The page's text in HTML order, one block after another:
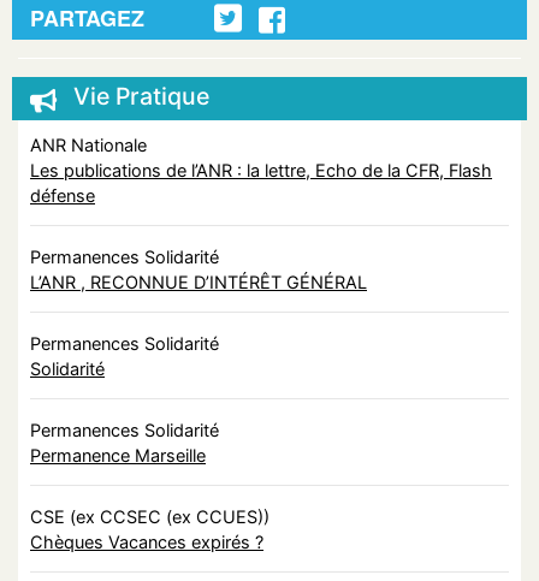
PARTAGEZ
Vie Pratique
ANR Nationale
Les publications de l’ANR : la lettre, Echo de la CFR, Flash
défense
Permanences Solidarité
L’ANR , RECONNUE D’INTÉRÊT GÉNÉRAL
Permanences Solidarité
Solidarité
Permanences Solidarité
Permanence Marseille
CSE (ex CCSEC (ex CCUES))
Chèques Vacances expirés ?